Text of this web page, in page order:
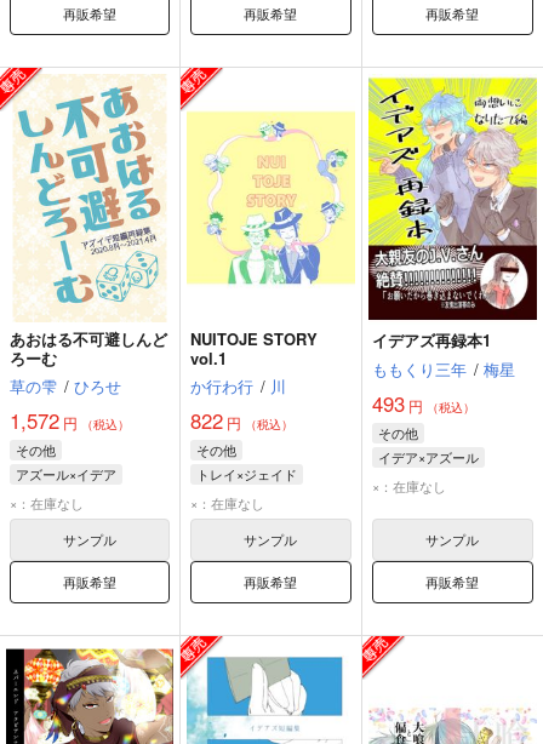
再販希望 再販希望 再販希望
あおはる不可避しんど
ろーむ
草の雫 / ひろせ
1,572 円 （税込）
その他
アズール×イデア
イデア・シュラウド
×：在庫なし
サンプル
再販希望
NUITOJE STORY
vol.1
か行わ行 / 川
822 円 （税込）
その他
トレイ×ジェイド
トレイ・クローバー
ジェイド・リーチ
×：在庫なし
サンプル
再販希望
イデアズ再録本1
ももくり三年 / 梅星
493円 （税込）
その他
イデア×アズール
イデア・シュラウド
×：在庫なし
サンプル
再販希望